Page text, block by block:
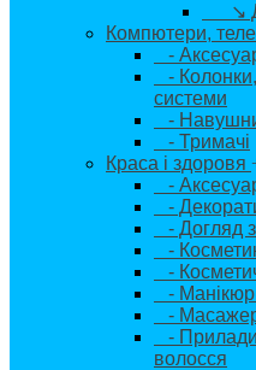
↘
Компютери,
-
-
системи
-
- Тримачі
Краса і здоровя
-
-
- Догляд
-
-
- Манікюр
-
- Прилади
волосся